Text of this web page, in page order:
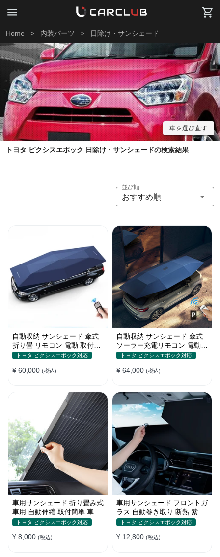
Home > 内装パーツ > 日除け・サンシェード
車を選び直す
トヨタ ピクシスエポック 日除け・サンシェードの検索結果
並び順
おすすめ順
自動収納 サンシェード 傘式
折り畳 リモコン 電動 取付簡
単 汎用 防風
トヨタ ピクシスエポック対応
¥ 60,000 (税込)
自動収納 サンシェード 傘式
ソーラー充電リモコン 電動
取付簡単 汎用
トヨタ ピクシスエポック対応
¥ 64,000 (税込)
車用サンシェード 折り畳み式
車用 自動伸縮 取付簡単 車中
泊 紫外線UVカット 仮眠 断熱
トヨタ ピクシスエポック対応
¥ 8,000 (税込)
車用サンシェード フロントガ
ラス 自動巻き取り 断熱 紫外
線 UVカット 取付収納便利
トヨタ ピクシスエポック対応
¥ 12,800 (税込)